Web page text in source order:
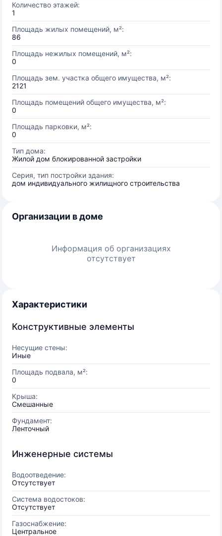
Количество этажей:
1
Площадь жилых помещений, м²:
86
Площадь нежилых помещений, м²:
0
Площадь зем. участка общего имущества, м²:
2121
Площадь помещений общего имущества, м²:
0
Площадь парковки, м²:
0
Тип дома:
Жилой дом блокированной застройки
Серия, тип постройки здания:
дом индивидуального жилищного строительства
Организации в доме
Информация об организациях
отсутствует
Характеристики
Конструктивные элементы
Несущие стены:
Иные
Площадь подвала, м²:
0
Крыша:
Смешанные
Фундамент:
Ленточный
Инженерные системы
Водоотведение:
Отсутствует
Система водостоков:
Отсутствует
Газоснабжение:
Центральное